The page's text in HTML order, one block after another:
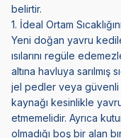
belirtir.
1. İdeal Ortam
Yeni doğan yavru
ısılarını regüle
altına havluya sarılmış
jel pedler veya güvenli
kaynağı kesinlikle
etmemelidir. Ayrıca
olmadığı boş bir alan